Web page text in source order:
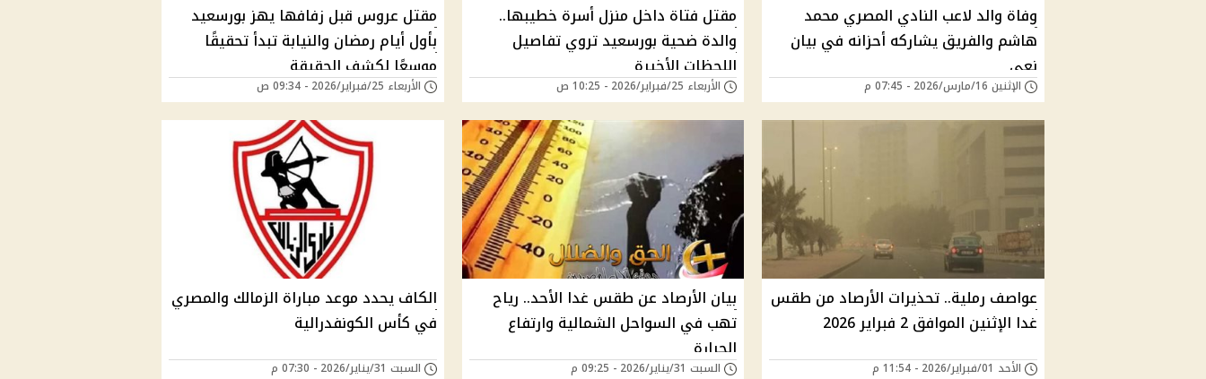
وفاة والد لاعب النادي المصري محمد
هاشم والفريق يشاركه أحزانه في بيان
نعي
الإثنين 16/مارس/2026 - 07:45 م
مقتل فتاة داخل منزل أسرة خطيبها..
والدة ضحية بورسعيد تروي تفاصيل
اللحظات الأخيرة
الأربعاء 25/فبراير/2026 - 10:25 ص
مقتل عروس قبل زفافها يهز بورسعيد
بأول أيام رمضان والنيابة تبدأ تحقيقًا
موسعًا لكشف الحقيقة
الأربعاء 25/فبراير/2026 - 09:34 ص
عواصف رملية.. تحذيرات الأرصاد من طقس
غدا الإثنين الموافق 2 فبراير 2026
الأحد 01/فبراير/2026 - 11:54 م
بيان الأرصاد عن طقس غدا الأحد.. رياح
تهب في السواحل الشمالية وارتفاع
الحرارة
السبت 31/يناير/2026 - 09:25 م
الكاف يحدد موعد مباراة الزمالك والمصري
في كأس الكونفدرالية
السبت 31/يناير/2026 - 07:30 م